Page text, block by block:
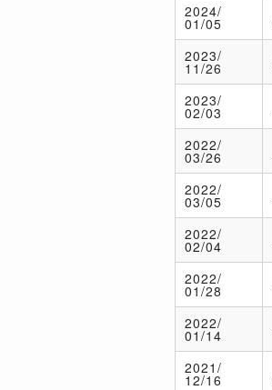
2024/
01/05
2023/
11/26
2023/
02/03
2022/
03/26
2022/
03/05
2022/
02/04
2022/
01/28
2022/
01/14
2021/
12/16